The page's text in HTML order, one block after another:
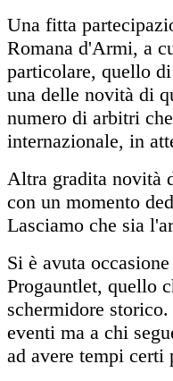
Una fitta
Romana d'Armi, a
particolare, quello
una delle novità di
numero di arbitri
internazionale, in
Altra gradita novità
con un momento
Lasciamo che sia
Si è avuta
Progauntlet, quello
schermidore
eventi ma a chi
ad avere tempi